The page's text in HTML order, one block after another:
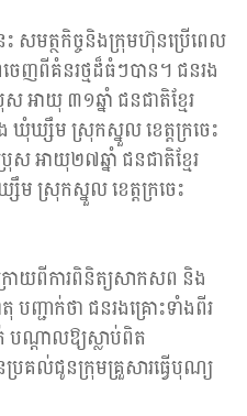
សមត្ថកិច្ចនិងក្រុមហ៊ុនប្រើពេល
ញពីគំនរថ្មដ៏ធំៗបាន។ ជនរង
អាយុ ៣១ឆ្នាំ ជនជាតិខ្មែរ
ឃុំឃ្សឹម ស្រុកស្នួល ខេត្ដក្រចេះ
រុស អាយុ២៧ឆ្នាំ ជនជាតិខ្មែរ
ម ស្រុកស្នួល ខេត្ដក្រចេះ
រោយពីការពិនិត្យសាកសព និង
ញ្ជាក់ថា ជនរងគ្រោះទាំងពីរ
បណ្ដាលឱ្យស្លាប់ពិត
ប្រគល់ជូនក្រុមគ្រួសារធ្វើបុណ្យ